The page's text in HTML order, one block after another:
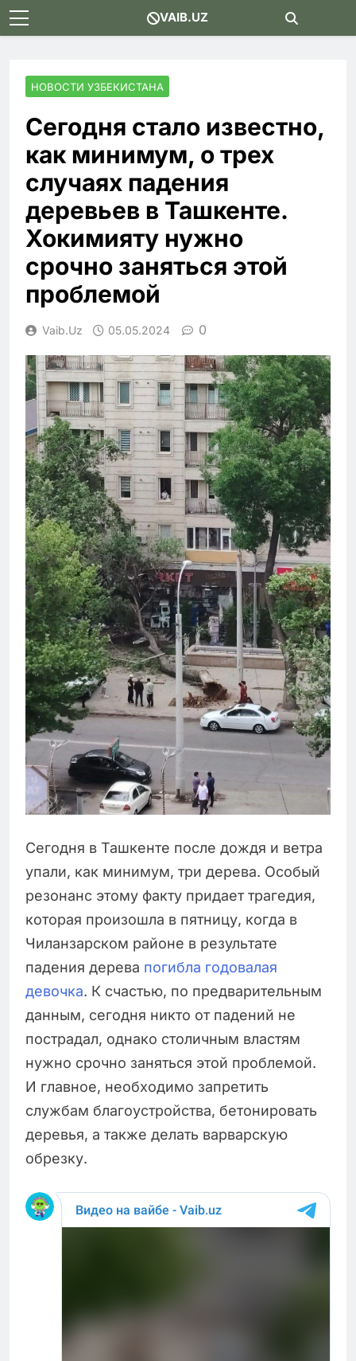
Skip
to
VAIB.UZ
НОВОСТИ УЗБЕКИСТАНА
Сегодня стало известно,
как минимум, о трех
случаях падения
деревьев в Ташкенте.
Хокимияту нужно
срочно заняться этой
проблемой
Vaib.uz 05.05.2024 0
Сегодня в Ташкенте после дождя и ветра
упали, как минимум, три дерева. Особый
резонанс этому факту придает трагедия,
которая произошла в пятницу, когда в
Чиланзарском районе в результате
падения дерева погибла годовалая
девочка. К счастью, по предварительным
данным, сегодня никто от падений не
пострадал, однако столичным властям
нужно срочно заняться этой проблемой.
И главное, необходимо запретить
службам благоустройства, бетонировать
деревья, а также делать варварскую
обрезку.